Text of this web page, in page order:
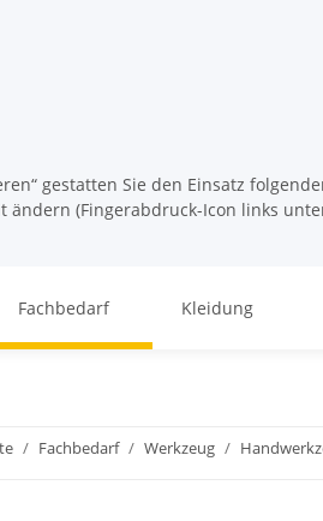
gestatten Sie den Einsatz
ändern (Fingerabdruck-Icon links
Fachbedarf Kleidung
Fachbedarf Werkzeug